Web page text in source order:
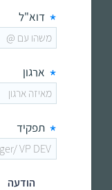
דוא"ל *
ארגון *
תפקיד *
הודעה